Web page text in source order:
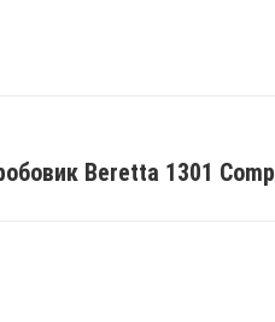
Beretta 1301 Comp